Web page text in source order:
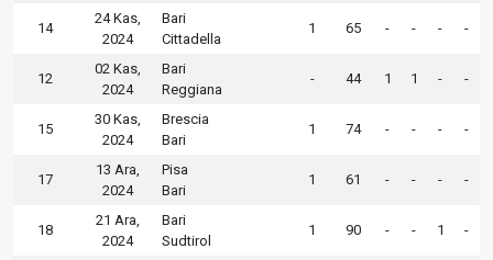
14
24 Kas,
2024
Bari
Cittadella
1 65 - - - -
12
02 Kas,
2024
Bari
Reggiana
- 44 1 1 - -
15
30 Kas,
2024
Brescia
Bari
1 74 - - - -
17
13 Ara,
2024
Pisa
Bari
1 61 - - - -
18
21 Ara,
2024
Bari
Sudtirol
1 90 - - 1 -